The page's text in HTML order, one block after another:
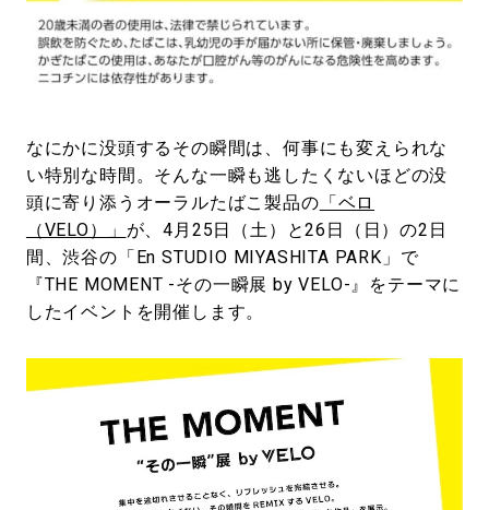
なにかに没頭するその瞬間は、何事にも変えられな
い特別な時間。そんな一瞬も逃したくないほどの没
頭に寄り添うオーラルたばこ製品の 「ベロ
（VELO）」 が、4月25日（土）と26日（日）の2日
間、渋谷の「En STUDIO MIYASHITA PARK」で
『THE MOMENT -その一瞬展 by VELO-』をテーマに
したイベントを開催します。